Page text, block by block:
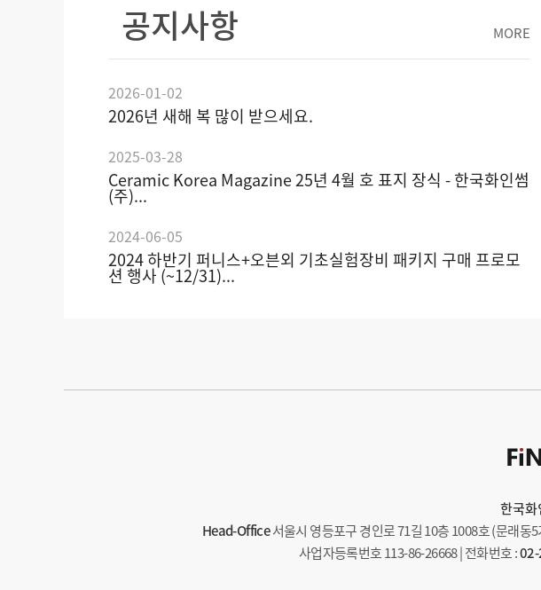
공지사항 MORE
2026-01-02
2026년 새해 복 많이 받으세요.
2025-03-28
Ceramic Korea Magazine 25년 4월 호 표지 장식 - 한국화인썸
(주)...
2024-06-05
2024 하반기 퍼니스+오븐외 기초실험장비 패키지 구매 프로모
션 행사 (~12/31)...
한국
Head-Office서울시 영등포구 경인로 71길 10층 1008호 (문래동
사업자등록번호 113-86-26668 | 전화번호 :